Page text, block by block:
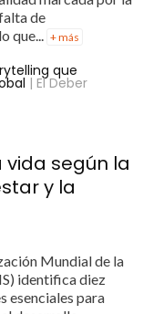
de
que... + más
que
| El Deber
vida según la
y la
Mundial de la
identifica diez
esenciales para